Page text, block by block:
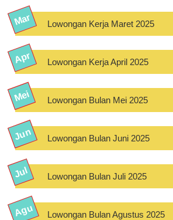
Lowongan Kerja Maret 2025
Lowongan Kerja April 2025
Lowongan Bulan Mei 2025
Lowongan Bulan Juni 2025
Lowongan Bulan Juli 2025
Lowongan Bulan Agustus 2025